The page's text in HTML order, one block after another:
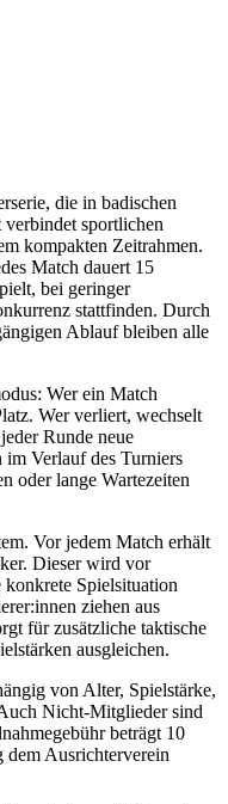
die in badischen
sportlichen
kompakten Zeitrahmen.
Match dauert 15
bei geringer
stattfinden. Durch
Ablauf bleiben alle
Wer ein Match
Wer verliert, wechselt
Runde neue
im Verlauf des Turniers
oder lange Wartezeiten
Vor jedem Match erhält
Dieser wird vor
Spielsituation
ziehen aus
für zusätzliche taktische
ausgleichen.
von Alter, Spielstärke,
Nicht-Mitglieder sind
beträgt 10
Ausrichterverein